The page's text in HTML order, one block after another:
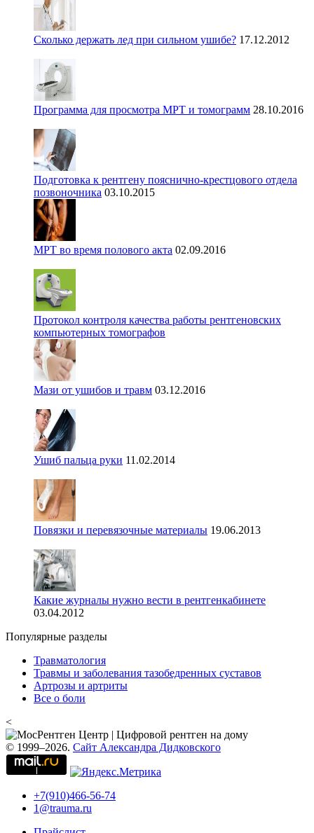
Сколько держать лед при сильном ушибе? 17.12.2012
Программа для просмотра МРТ и томограмм 28.10.2016
Подготовка к рентгену пояснично-крестцового отдела
позвоночника 03.10.2015
МРТ во время полового акта 02.09.2016
Протокол контроля качества работы рентгеновских
компьютерных томографов
Мази от ушибов и травм 03.12.2016
Ушиб пальца руки 11.02.2014
Повязки и перевязочные материалы 19.06.2013
Какие журналы нужно вести в рентгенкабинете
03.04.2012
Популярные разделы
Травматология
Травмы и заболевания тазобедренных суставов
Артрозы и артриты
Все о боли
<
© 1999–2026. Сайт Александра Дидковского
+7(910)466-56-74
1@trauma.ru